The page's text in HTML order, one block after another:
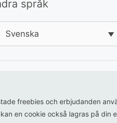
språk
Svenska
freebies och erbjudanden
en cookie också lagras på din